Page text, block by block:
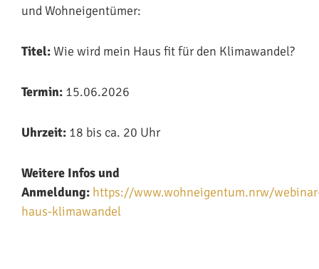
und Wohneigentümer:
Titel:Wie wird mein Haus fit für den Klimawandel?
Termin: 15.06.2026
Uhrzeit: 18 bis ca. 20 Uhr
Weitere Infos und
Anmeldung: https://www.wohneigentum.nrw/
haus-klimawandel